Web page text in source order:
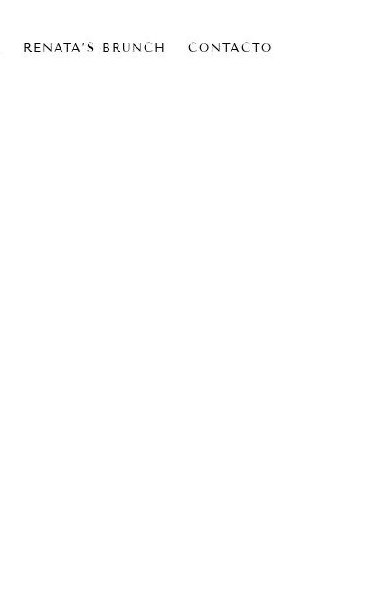
RENATA’S BRUNCH CONTACTO